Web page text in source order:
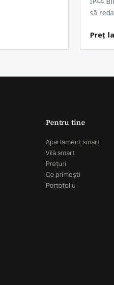
să
Preț
Pentru tine
Apartament smart
Vilă smart
Prețuri
Ce primești
Portofoliu